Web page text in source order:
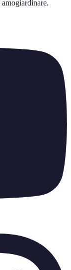
amogiardinare.